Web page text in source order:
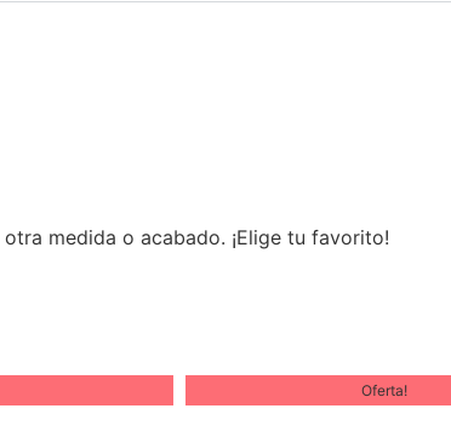
medida o acabado. ¡Elige tu favorito!
Oferta!